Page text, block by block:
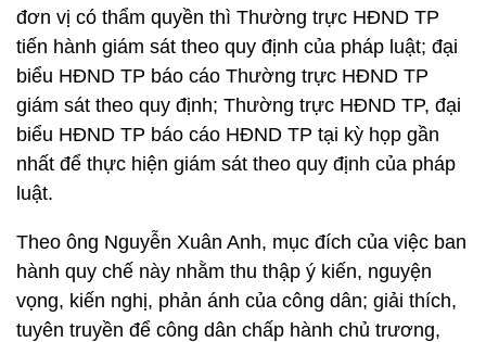
đơn vị có thẩm quyền thì Thường trực HĐND TP
tiến hành giám sát theo quy định của pháp luật; đại
biểu HĐND TP báo cáo Thường trực HĐND TP
giám sát theo quy định; Thường trực HĐND TP, đại
biểu HĐND TP báo cáo HĐND TP tại kỳ họp gần
nhất để thực hiện giám sát theo quy định của pháp
luật.
Theo ông Nguyễn Xuân Anh, mục đích của việc ban
hành quy chế này nhằm thu thập ý kiến, nguyện
vọng, kiến nghị, phản ánh của công dân; giải thích,
tuyên truyền để công dân chấp hành chủ trương,